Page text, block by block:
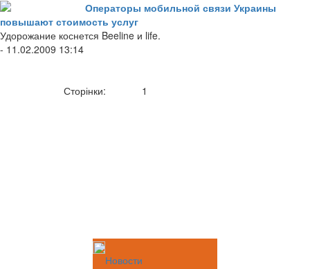
Операторы мобильной связи Украины
повышают стоимость услуг
Удорожание коснется Beeline и life.
- 11.02.2009 13:14
Сторінки: 1
Новости